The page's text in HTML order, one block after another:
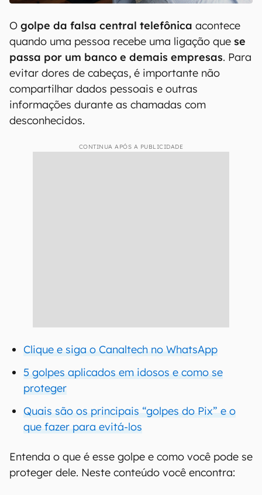
O golpe da falsa central telefônica acontece
quando uma pessoa recebe uma ligação que se
passa por um banco e demais empresas. Para
evitar dores de cabeças, é importante não
compartilhar dados pessoais e outras
informações durante as chamadas com
desconhecidos.
CONTINUA APÓS A PUBLICIDADE
Clique e siga o Canaltech no WhatsApp
5 golpes aplicados em idosos e como se
proteger
Quais são os principais “golpes do Pix” e o
que fazer para evitá-los
Entenda o que é esse golpe e como você pode se
proteger dele. Neste conteúdo você encontra: